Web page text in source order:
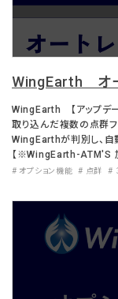
WingEarth オー
WingEarth 【アップデ
取り込んだ複数の点群
WingEarthが判別し、自
【※WingEarth-ATM'S
# オプション機能 # 点群 #